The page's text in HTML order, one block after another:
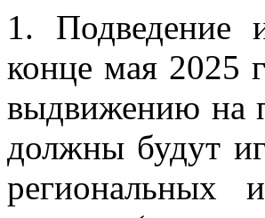
1. Подведение
конце мая 2025
выдвижению на
должны будут
региональных